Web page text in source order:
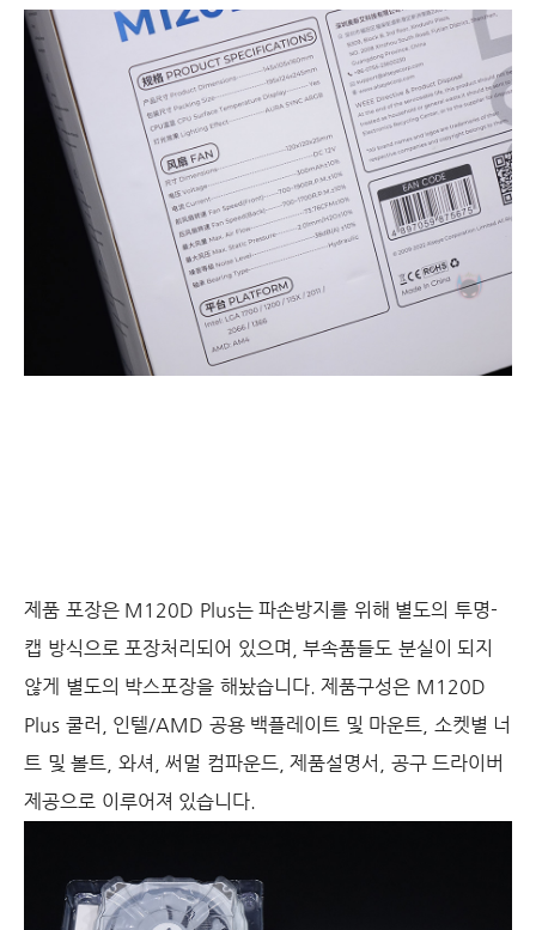
제품 포장은 M120D Plus는 파손방지를 위해 별도의 투명-
캡 방식으로 포장처리되어 있으며, 부속품들도 분실이 되지
않게 별도의 박스포장을 해놨습니다. 제품구성은 M120D
Plus 쿨러, 인텔/AMD 공용 백플레이트 및 마운트, 소켓별 너
트 및 볼트, 와셔, 써멀 컴파운드, 제품설명서, 공구 드라이버
제공으로 이루어져 있습니다.